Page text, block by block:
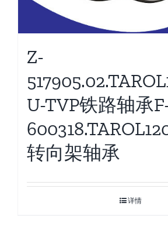
Z-
U-TVP铁路轴承
转向架轴承
详情